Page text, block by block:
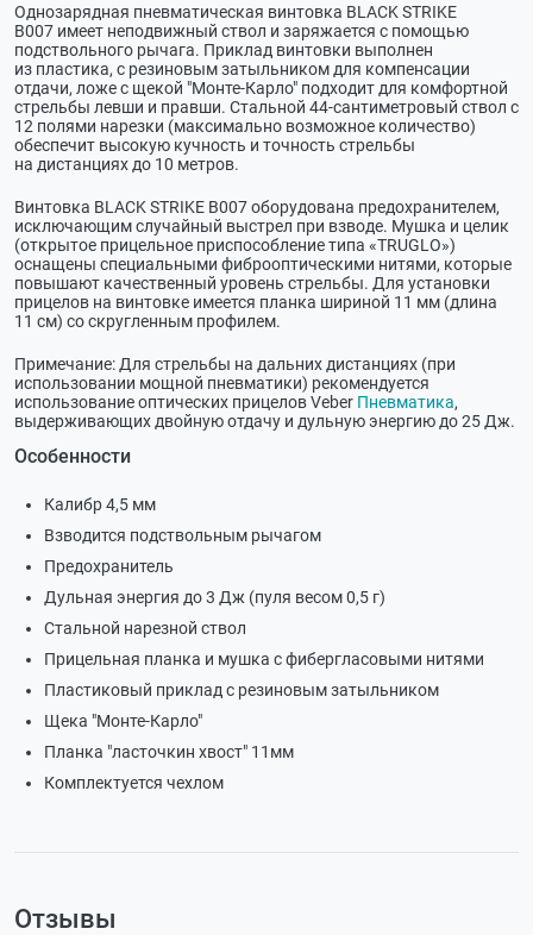
Однозарядная пневматическая винтовка BLACK STRIKE
B007 имеет неподвижный ствол и заряжается с помощью
подствольного рычага. Приклад винтовки выполнен
из пластика, с резиновым затыльником для компенсации
отдачи, ложе с щекой "Монте-Карло" подходит для комфортной
стрельбы левши и правши. Стальной 44-сантиметровый ствол с
12 полями нарезки (максимально возможное количество)
обеспечит высокую кучность и точность стрельбы
на дистанциях до 10 метров.
Винтовка BLACK STRIKE B007 оборудована предохранителем,
исключающим случайный выстрел при взводе. Мушка и целик
(открытое прицельное приспособление типа «TRUGLO»)
оснащены специальными фиброоптическими нитями, которые
повышают качественный уровень стрельбы. Для установки
прицелов на винтовке имеется планка шириной 11 мм (длина
11 см) со скругленным профилем.
Примечание: Для стрельбы на дальних дистанциях (при
использовании мощной пневматики) рекомендуется
использование оптических прицелов Veber Пневматика,
выдерживающих двойную отдачу и дульную энергию до 25 Дж.
Особенности
Калибр 4,5 мм
Взводится подствольным рычагом
Предохранитель
Дульная энергия до 3 Дж (пуля весом 0,5 г)
Стальной нарезной ствол
Прицельная планка и мушка с фибергласовыми нитями
Пластиковый приклад с резиновым затыльником
Щека "Монте-Карло"
Планка "ласточкин хвост" 11мм
Комплектуется чехлом
Отзывы